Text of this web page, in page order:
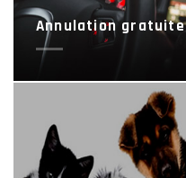
Annulation gratuite